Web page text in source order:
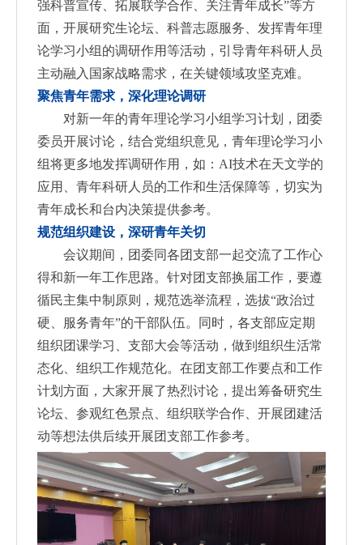
强科普宣传、拓展联学合作、关注青年成长”等方
面，开展研究生论坛、科普志愿服务、发挥青年理
论学习小组的调研作用等活动，引导青年科研人员
主动融入国家战略需求，在关键领域攻坚克难。
聚焦青年需求，深化理论调研
对新一年的青年理论学习小组学习计划，团委
委员开展讨论，结合党组织意见，青年理论学习小
组将更多地发挥调研作用，如：AI技术在天文学的
应用、青年科研人员的工作和生活保障等，切实为
青年成长和台内决策提供参考。
规范组织建设，深研青年关切
会议期间，团委同各团支部一起交流了工作心
得和新一年工作思路。针对团支部换届工作，要遵
循民主集中制原则，规范选举流程，选拔“政治过
硬、服务青年”的干部队伍。同时，各支部应定期
组织团课学习、支部大会等活动，做到组织生活常
态化、组织工作规范化。在团支部工作要点和工作
计划方面，大家开展了热烈讨论，提出筹备研究生
论坛、参观红色景点、组织联学合作、开展团建活
动等想法供后续开展团支部工作参考。